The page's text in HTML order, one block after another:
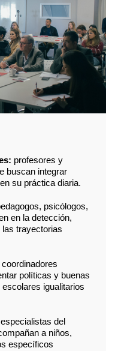
profesores y
buscan integrar
su práctica diaria.
psicólogos,
en la detección,
trayectorias
políticas y buenas
igualitarios
especialistas del
a niños,
específicos